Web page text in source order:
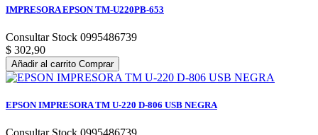
IMPRESORA EPSON TM-U220PB-653
Consultar Stock 0995486739
$ 302,90
Añadir al carrito Comprar
EPSON IMPRESORA TM U-220 D-806 USB NEGRA